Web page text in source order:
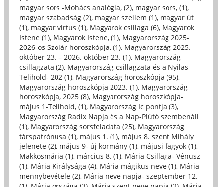
magyar sors -Mohács analógia, (2), magyar sors, (1),
magyar szabadság (2), magyar szellem (1), magyar út
(1), magyar virtus (1), Magyarok csillaga (6), Magyarok
Istene (1), Magyarok Istene, (1), Magyarország 2025-
2026-os Szolár horoszkópja, (1), Magyarország 2025.
október 23. – 2026. október 23. (1), Magyarország
csillagzata (2), Magyarország csillagzata és a Nyilas
Telihold- 202 (1), Magyarország horoszkópja (95),
Magyarország horoszkópja 2023. (1), Magyarország
horoszkópja, 2025 (8), Magyarország horoszkópja-
május 1-Telihold, (1), Magyarország Ic pontja (3),
Magyarország Radix Napja és a Nap-Plútó szembenáll
(1), Magyarország sorsfeladata (25), Magyarország
társpatrónusa (1), május 1. (1), május 8. szent Mihály
jelenete (2), május 9- új kormány (1), májusi fagyok (1),
Makkosmária (1), március 8. (1), Mária Csillaga- Vénusz
(1), Mária Királysága (4), Mária mágikus neve (1), Mária
mennybevétele (2), Mária neve napja- szeptember 12.